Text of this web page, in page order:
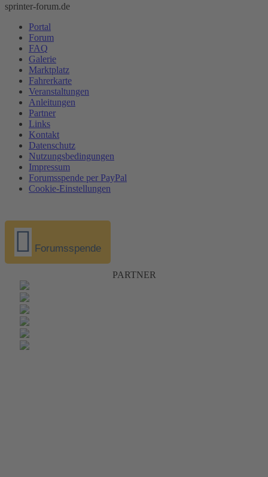
sprinter-forum.de
Portal
Forum
FAQ
Galerie
Marktplatz
Fahrerkarte
Veranstaltungen
Anleitungen
Partner
Links
Kontakt
Datenschutz
Nutzungsbedingungen
Impressum
Forumsspende per PayPal
Cookie-Einstellungen
Forumsspende
PARTNER